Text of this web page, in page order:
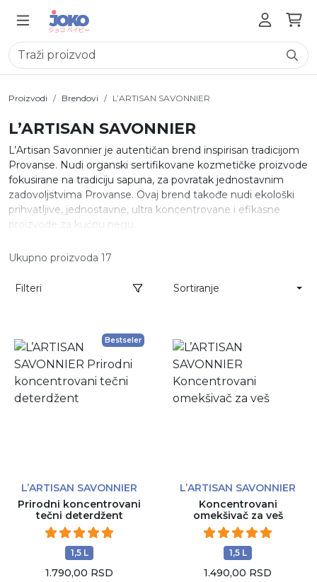
Proizvodi Brendovi L’ARTISAN SAVONNIER
L’ARTISAN SAVONNIER
L’Artisan Savonnier je autentičan brend inspirisan tradicijom
Provanse. Nudi organski sertifikovane kozmetičke proizvode
fokusirane na tradiciju sapuna, za povratak jednostavnim
zadovoljstvima Provanse. Ovaj brend takođe nudi ekološki
prihvatljive, jednostavne, ultra koncentrovane i efikasne
proizvode za kućnu negu.
Ukupno proizvoda 17
Filteri Sortiranje
Bestseler
L’ARTISAN SAVONNIER
Prirodni koncentrovani
tečni deterdžent
1,5 L
1.790,00 RSD
L’ARTISAN SAVONNIER
Koncentrovani
omekšivač za veš
1,5 L
1.490,00 RSD